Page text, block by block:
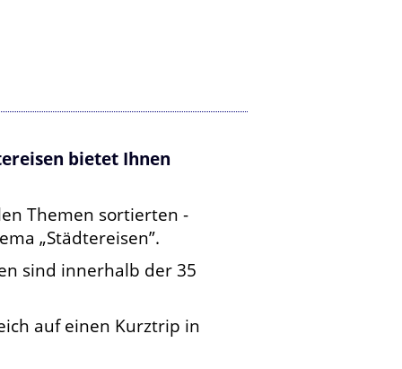
bietet Ihnen
Themen sortierten -
„Städtereisen”.
sind innerhalb der 35
auf einen Kurztrip in